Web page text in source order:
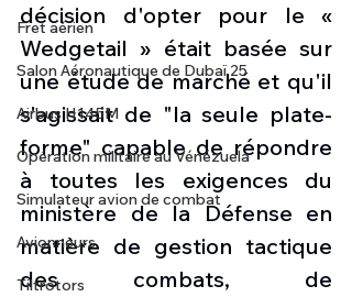
Fret aérien
Salon Aéronautique de Dubaï 25
Airbus H145M
Opération militaire au Vénézuela
Simulateur avion de combat
Avionneurs
Tiltrotors
décision d'opter pour le «
Wedgetail » était basée sur
une étude de marché et qu'il
s'agissait de "la seule plate-
forme" capable de répondre
à toutes les exigences du
ministère de la Défense en
matière de gestion tactique
des combats, de